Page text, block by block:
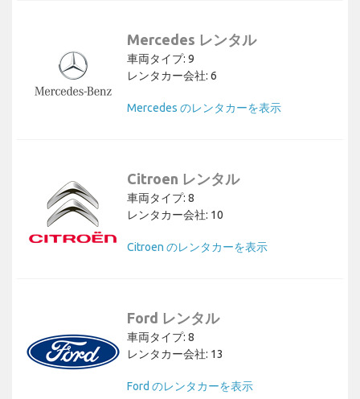
Mercedes レンタル
車両タイプ: 9
レンタカー会社: 6
Mercedes のレンタカーを表示
Citroen レンタル
車両タイプ: 8
レンタカー会社: 10
Citroen のレンタカーを表示
Ford レンタル
車両タイプ: 8
レンタカー会社: 13
Ford のレンタカーを表示